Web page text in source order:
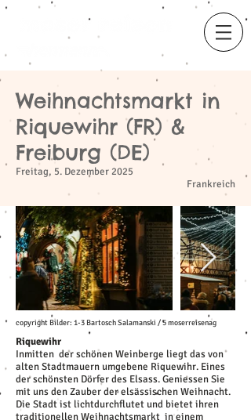
Weihnachtsmarkt in
Riquewihr (FR) &
Freiburg (DE)
Freitag, 5. Dezember 2025
​
Frankreich
copyright Bilder: 1-3 Bartosch Salamanski / 5 moserreisenag
Riquewihr
Inmitten der schönen Weinberge liegt das von
alten Stadtmauern umgebene Riquewihr. Eines
der schönsten Dörfer des Elsass. Geniessen Sie
mit uns den Zauber der elsässischen Weihnacht.
Die Stadt ist lichtdurchflutet und bietet ihren
traditionellen Weihnachtsmarkt in einem